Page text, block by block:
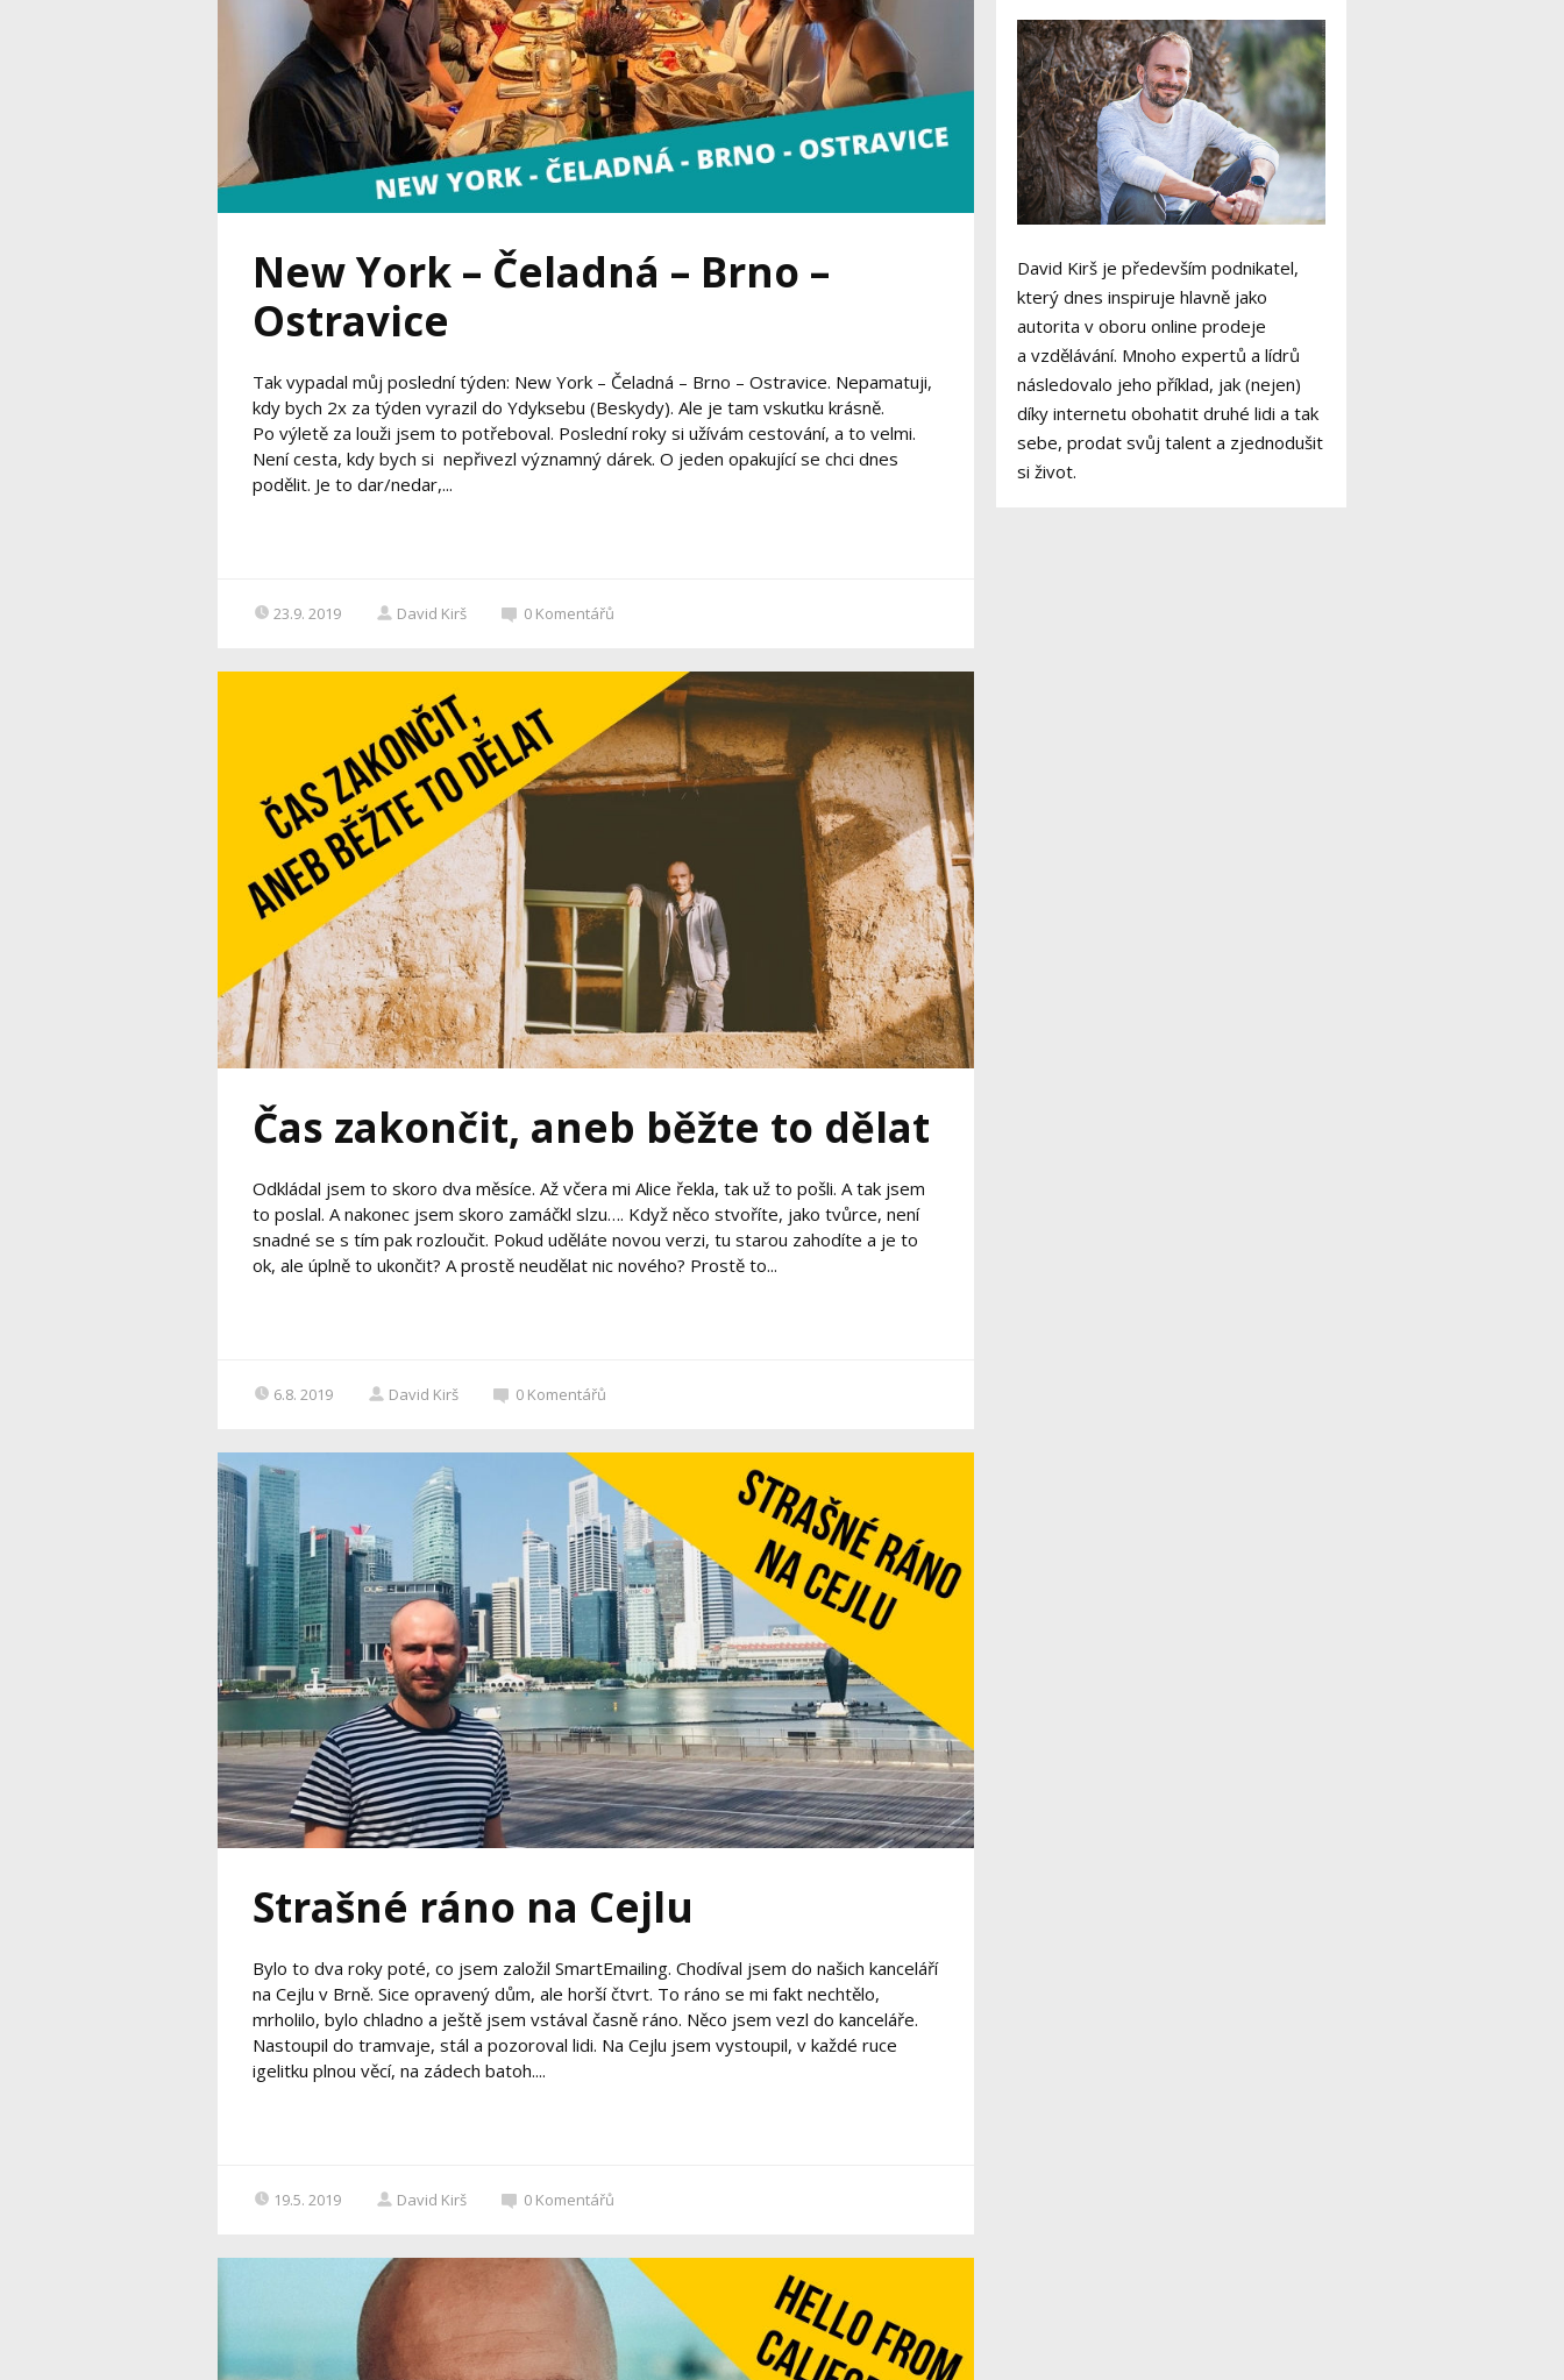
New York – Čeladná – Brno –
Ostravice
Tak vypadal můj poslední týden: New York – Čeladná – Brno – Ostravice. Nepamatuji,
kdy bych 2x za týden vyrazil do Ydyksebu (Beskydy). Ale je tam vskutku krásně.
Po výletě za louži jsem to potřeboval. Poslední roky si užívám cestování, a to velmi.
Není cesta, kdy bych si nepřivezl významný dárek. O jeden opakující se chci dnes
podělit. Je to dar/nedar,...
23.9. 2019 David Kirš 0 Komentářů
Čas zakončit, aneb běžte to dělat
Odkládal jsem to skoro dva měsíce. Až včera mi Alice řekla, tak už to pošli. A tak jsem
to poslal. A nakonec jsem skoro zamáčkl slzu…. Když něco stvoříte, jako tvůrce, není
snadné se s tím pak rozloučit. Pokud uděláte novou verzi, tu starou zahodíte a je to
ok, ale úplně to ukončit? A prostě neudělat nic nového? Prostě to...
6.8. 2019 David Kirš 0 Komentářů
Strašné ráno na Cejlu
Bylo to dva roky poté, co jsem založil SmartEmailing. Chodíval jsem do našich kanceláří
na Cejlu v Brně. Sice opravený dům, ale horší čtvrt. To ráno se mi fakt nechtělo,
mrholilo, bylo chladno a ještě jsem vstával časně ráno. Něco jsem vezl do kanceláře.
Nastoupil do tramvaje, stál a pozoroval lidi. Na Cejlu jsem vystoupil, v každé ruce
igelitku plnou věcí, na zádech batoh....
19.5. 2019 David Kirš 0 Komentářů
David Kirš je především podnikatel,
který dnes inspiruje hlavně jako
autorita v oboru online prodeje
a vzdělávání. Mnoho expertů a lídrů
následovalo jeho příklad, jak (nejen)
díky internetu obohatit druhé lidi a tak
sebe, prodat svůj talent a zjednodušit
si život.